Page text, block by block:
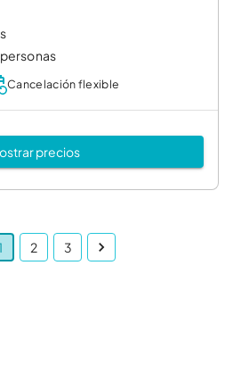
Cancelación flexible
precios
2 3